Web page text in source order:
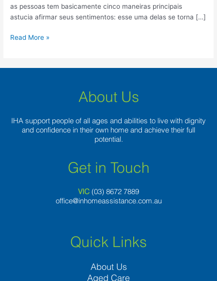
as pessoas tem basicamente cinco maneiras principais
astucia afirmar seus sentimentos: esse uma delas se torna […]
Read More »
About Us
IHA support people of all ages and abilities to live with dignity
and confidence in their own home and achieve their full
potential.
Get in Touch
VIC (03) 8672 7889
office@inhomeassistance.com.au
Quick Links
About Us
Aged Care